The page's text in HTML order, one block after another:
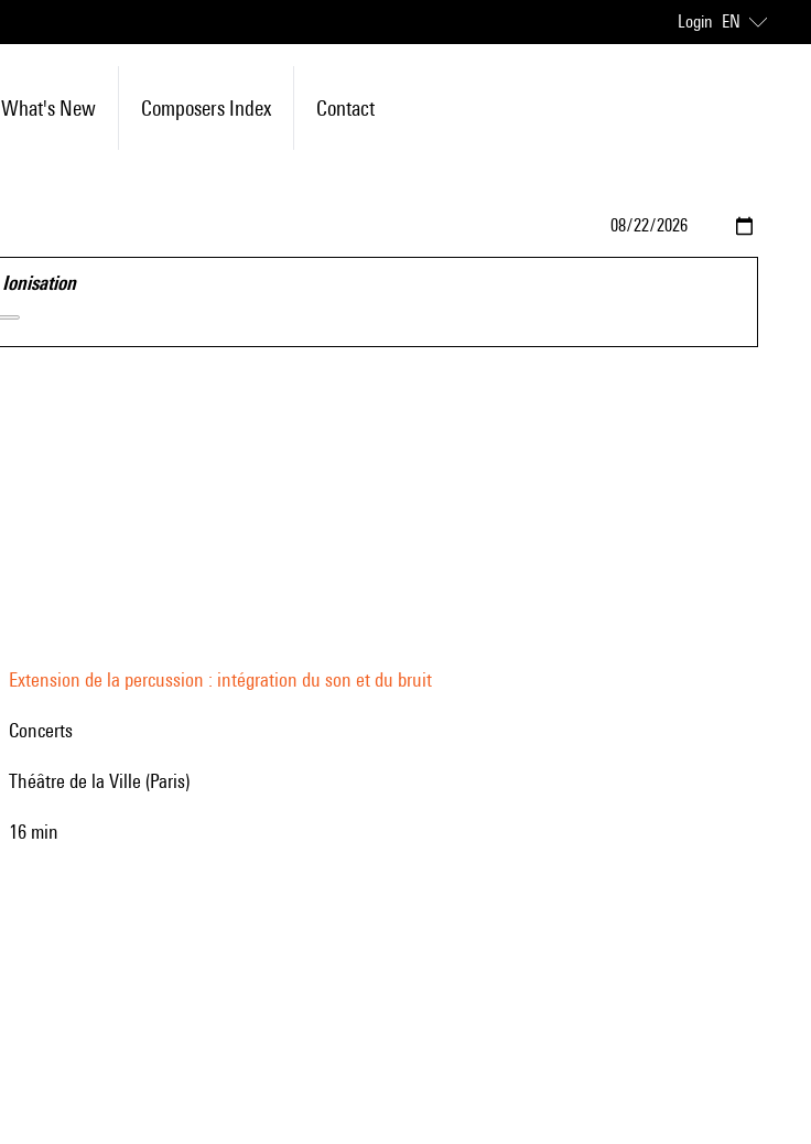
Login EN
What's New Composers Index Contact
Ionisation
Extension de la percussion : intégration du son et du bruit
Concerts
Théâtre de la Ville (Paris)
16 min